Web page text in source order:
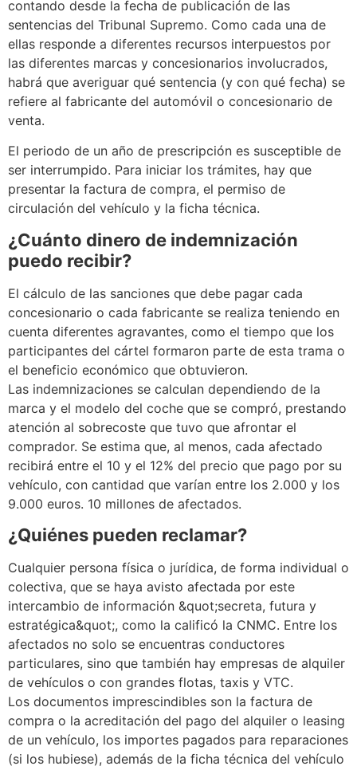
contando desde la fecha de publicación de las
sentencias del Tribunal Supremo. Como cada una de
ellas responde a diferentes recursos interpuestos por
las diferentes marcas y concesionarios involucrados,
habrá que averiguar qué sentencia (y con qué fecha) se
refiere al fabricante del automóvil o concesionario de
venta.
El periodo de un año de prescripción es susceptible de
ser interrumpido. Para iniciar los trámites, hay que
presentar la factura de compra, el permiso de
circulación del vehículo y la ficha técnica.
¿Cuánto dinero de indemnización
puedo recibir?
El cálculo de las sanciones que debe pagar cada
concesionario o cada fabricante se realiza teniendo en
cuenta diferentes agravantes, como el tiempo que los
participantes del cártel formaron parte de esta trama o
el beneficio económico que obtuvieron.
Las indemnizaciones se calculan dependiendo de la
marca y el modelo del coche que se compró, prestando
atención al sobrecoste que tuvo que afrontar el
comprador. Se estima que, al menos, cada afectado
recibirá entre el 10 y el 12% del precio que pago por su
vehículo, con cantidad que varían entre los 2.000 y los
9.000 euros. 10 millones de afectados.
¿Quiénes pueden reclamar?
Cualquier persona física o jurídica, de forma individual o
colectiva, que se haya avisto afectada por este
intercambio de información &quot;secreta, futura y
estratégica&quot;, como la calificó la CNMC. Entre los
afectados no solo se encuentras conductores
particulares, sino que también hay empresas de alquiler
de vehículos o con grandes flotas, taxis y VTC.
Los documentos imprescindibles son la factura de
compra o la acreditación del pago del alquiler o leasing
de un vehículo, los importes pagados para reparaciones
(si los hubiese), además de la ficha técnica del vehículo